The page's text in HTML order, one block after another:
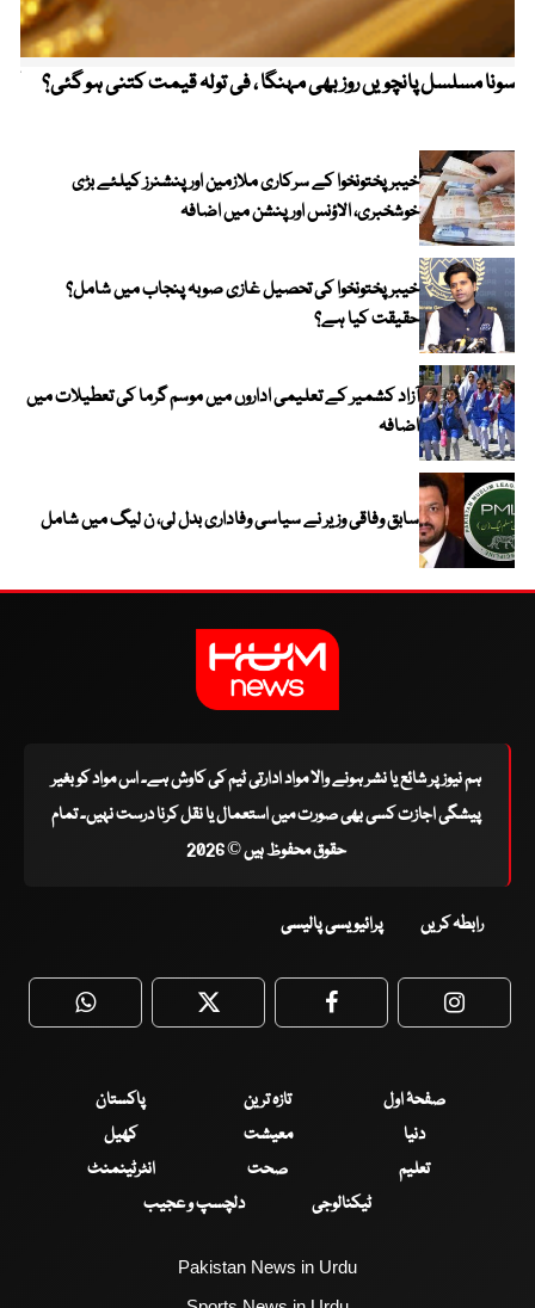
سونا مسلسل پانچویں روز بھی مہنگا ، فی تولہ قیمت کتنی ہو گئی؟
خیبرپختونخوا کے سرکاری ملازمین اور پنشنرز کیلئے بڑی
خوشخبری، الاؤنس اور پنشن میں اضافہ
خیبر پختونخوا کی تحصیل غازی صوبہ پنجاب میں شامل؟
حقیقت کیا ہے؟
آزاد کشمیر کے تعلیمی اداروں میں موسم گرما کی تعطیلات میں
اضافہ
سابق وفاقی وزیر نے سیاسی وفاداری بدل لی، ن لیگ میں شامل
ہم نیوز پر شائع یا نشر ہونے والا مواد ادارتی ٹیم کی کاوش ہے۔ اس مواد کو بغیر
پیشگی اجازت کسی بھی صورت میں استعمال یا نقل کرنا درست نہیں۔ تمام
حقوق محفوظ ہیں © 2026
رابطہ کریں پرائیویسی پالیسی
WhatsApp Twitter Facebook
صفحۂ اول تازہ ترین
پاکستان
دنیا
معیشت
کھیل
تعلیم
صحت
انٹرٹینمنٹ
ٹیکنالوجی
دلچسپ و عجیب
Pakistan News in Urdu